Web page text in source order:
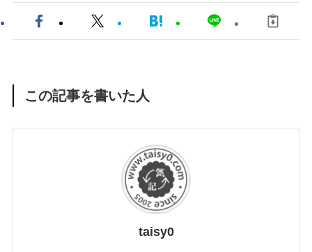
この記事を書いた人
taisy0